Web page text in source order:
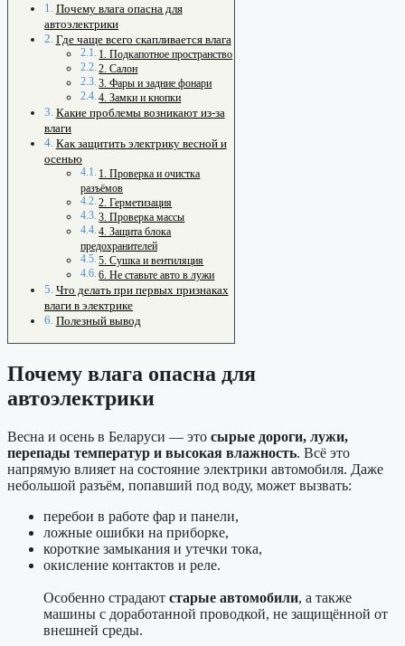
Почему влага опасна для
автоэлектрики
Где чаще всего скапливается влага
1. Подкапотное пространство
2. Салон
3. Фары и задние фонари
4. Замки и кнопки
Какие проблемы возникают из-за
влаги
Как защитить электрику весной и
осенью
1. Проверка и очистка
разъёмов
2. Герметизация
3. Проверка массы
4. Защита блока
предохранителей
5. Сушка и вентиляция
6. Не ставьте авто в лужи
Что делать при первых признаках
влаги в электрике
Полезный вывод
Почему влага опасна для
автоэлектрики
Весна и осень в Беларуси — это сырые дороги, лужи,
перепады температур и высокая влажность. Всё это
напрямую влияет на состояние электрики автомобиля. Даже
небольшой разъём, попавший под воду, может вызвать:
перебои в работе фар и панели,
ложные ошибки на приборке,
короткие замыкания и утечки тока,
окисление контактов и реле.
Особенно страдают старые автомобили, а также
машины с доработанной проводкой, не защищённой от
внешней среды.